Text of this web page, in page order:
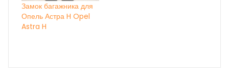
Замок багажника для
Опель Астра H Opel
Astra H